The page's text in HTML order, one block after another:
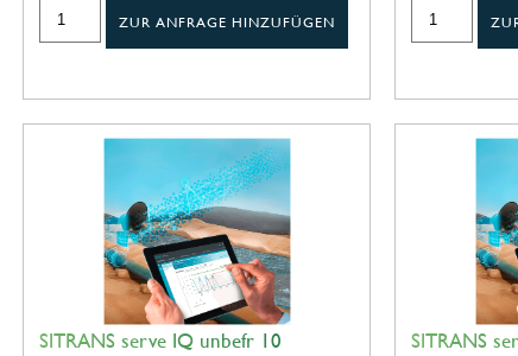
ZUR ANFRAGE HINZUFÜGEN
SITRANS serve IQ unbefr 10
SITRANS